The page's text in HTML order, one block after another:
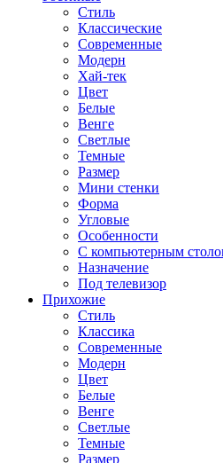
Стиль
Классические
Современные
Модерн
Хай-тек
Цвет
Белые
Венге
Светлые
Темные
Размер
Мини стенки
Форма
Угловые
Особенности
С компьютерным
Назначение
Под телевизор
Прихожие
Стиль
Классика
Современные
Модерн
Цвет
Белые
Венге
Светлые
Темные
Размер